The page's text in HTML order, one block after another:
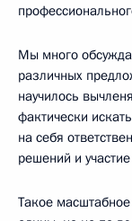
Мы много
различных
научилось
фактически
на себя
решений и
Такое